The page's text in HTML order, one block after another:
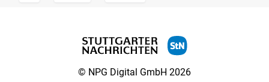
© NPG Digital GmbH 2026